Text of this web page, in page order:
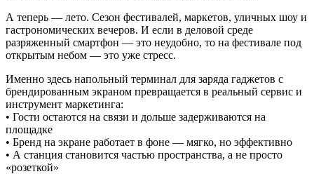
А теперь — лето. Сезон фестивалей, маркетов, уличных шоу и
гастрономических вечеров. И если в деловой среде
разряженный смартфон — это неудобно, то на фестивале под
открытым небом — это уже стресс.
Именно здесь напольный терминал для заряда гаджетов с
брендированным экраном превращается в реальный сервис и
инструмент маркетинга:
• Гости остаются на связи и дольше задерживаются на
площадке
• Бренд на экране работает в фоне — мягко, но эффективно
• А станция становится частью пространства, а не просто
«розеткой»